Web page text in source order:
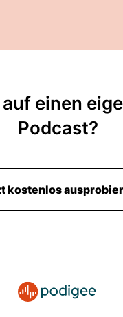
einen
Podcast?
kostenlos